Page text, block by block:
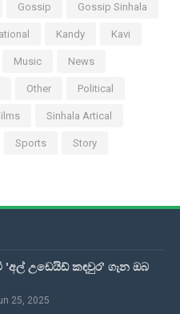
Gossip Gossip Sinhala
Kandy Kavi
Music News
Other Political
Sinhala Artical
Sports Story
'අල් උඩෙයිඩ් කඳවුර' ගැන ඔබ
25, 2025